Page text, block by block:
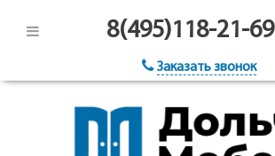
8(495)118-21-69
Заказать звонок